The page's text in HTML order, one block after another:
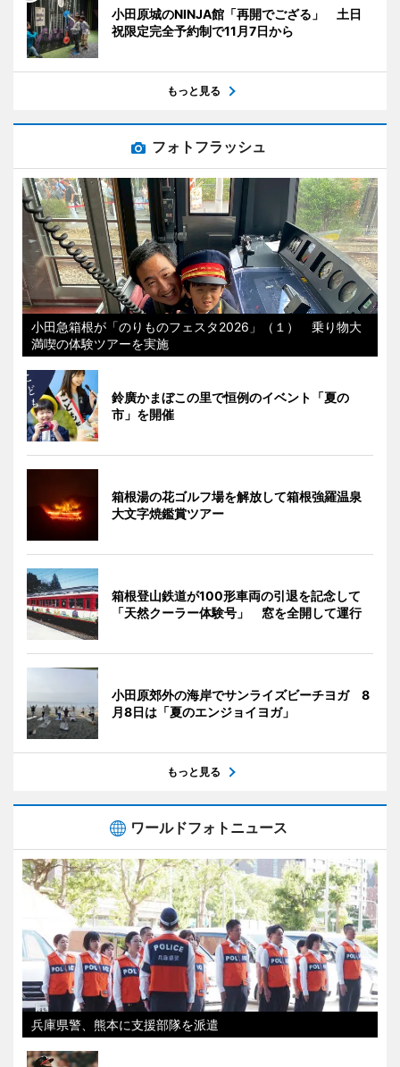
小田原城のNINJA館「再開でござる」 土日
祝限定完全予約制で11月7日から
もっと見る
フォトフラッシュ
小田急箱根が「のりものフェスタ2026」（１） 乗り物大
満喫の体験ツアーを実施
鈴廣かまぼこの里で恒例のイベント「夏の
市」を開催
箱根湯の花ゴルフ場を解放して箱根強羅温泉
大文字焼鑑賞ツアー
箱根登山鉄道が100形車両の引退を記念して
「天然クーラー体験号」 窓を全開して運行
小田原郊外の海岸でサンライズビーチヨガ 8
月8日は「夏のエンジョイヨガ」
もっと見る
ワールドフォトニュース
兵庫県警、熊本に支援部隊を派遣